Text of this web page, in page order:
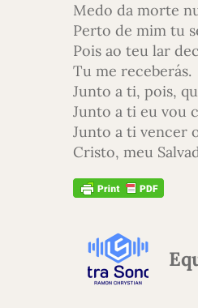
Medo da morte
Perto de mim tu
Pois ao teu lar
Tu me receberás.
Junto a ti, pois,
Junto a ti eu vou
Junto a ti vencer
Cristo, meu